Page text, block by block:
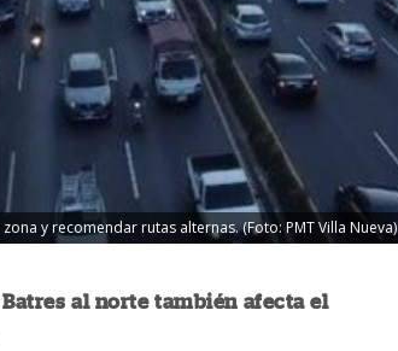
y recomendar rutas alternas. (Foto: PMT Villa Nueva)
al norte también afecta el